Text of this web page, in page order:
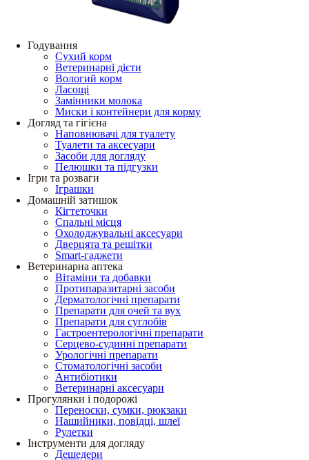
Годування
Сухий корм
Ветеринарні дієти
Вологий корм
Ласощі
Замінники молока
Миски і контейнери для корму
Догляд та гігієна
Наповнювачі для туалету
Туалети та аксесуари
Засоби для догляду
Пелюшки та підгузки
Ігри та розваги
Іграшки
Домашній затишок
Кігтеточки
Спальні місця
Охолоджувальні аксесуари
Дверцята та решітки
Smart-гаджети
Ветеринарна аптека
Вітаміни та добавки
Протипаразитарні засоби
Дерматологічні препарати
Препарати для очей та вух
Препарати для суглобів
Гастроентерологічні препарати
Серцево-судинні препарати
Урологічні препарати
Стоматологічні засоби
Антибіотики
Ветеринарні аксесуари
Прогулянки і подорожі
Переноски, сумки, рюкзаки
Нашийники, повідці, шлеї
Рулетки
Інструменти для догляду
Дешедери